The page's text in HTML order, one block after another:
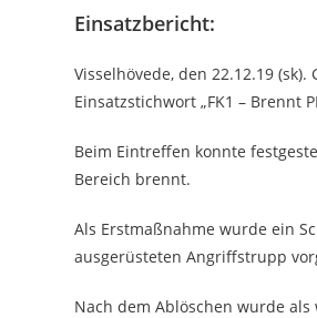
Einsatzbericht:
Visselhövede, den 22.12.19
Einsatzstichwort „FK1 – Brennt
Beim Eintreffen konnte
Bereich brennt.
Als Erstmaßnahme wurde ein
ausgerüsteten Angriffstrupp
Nach dem Ablöschen wurde